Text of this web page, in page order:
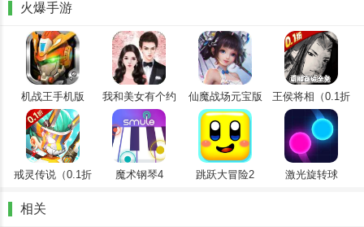
【热血格斗 顺畅爽快操作】
无论是副本还是竞技场，玩家都能自由组合和选择多个技能，战斗体
验中享受乐趣，炫酷连招配合强打击感，在感受技能的爽感同时，还
能收获无限格斗乐趣。
【有趣不肝的休闲玩法】
热血的战斗体验，深渊探险，遗迹副本，不一样的关卡，还有超难度
的团队副本让你探索。
火爆手游
机战王手机版
我和美女有个约
会
仙魔战场元宝版
王侯将相（0.1折
全密卷无限
648）
戒灵传说（0.1折
魔术钢琴4 跳跃大冒险2 激光旋转球
相关